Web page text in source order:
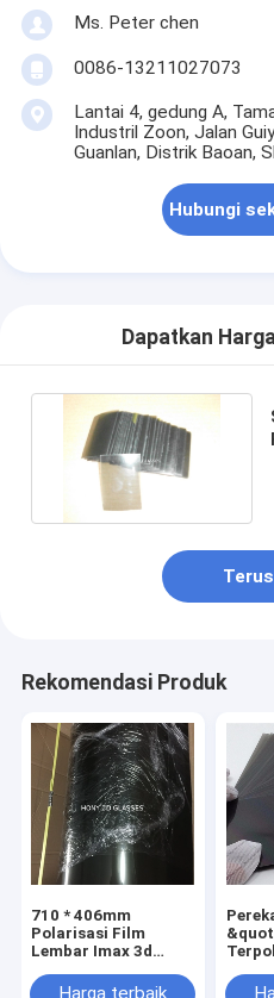
Ms. Peter chen
0086-13211027073
Lantai 4, gedung A,
Industril Zoon, Jalan
Guanlan, Distrik Baoan,
Hubungi
Dapatkan
Terus
Rekomendasi Produk
710 * 406mm
Polarisasi Film
Lembar Imax 3d
Warna Hitam